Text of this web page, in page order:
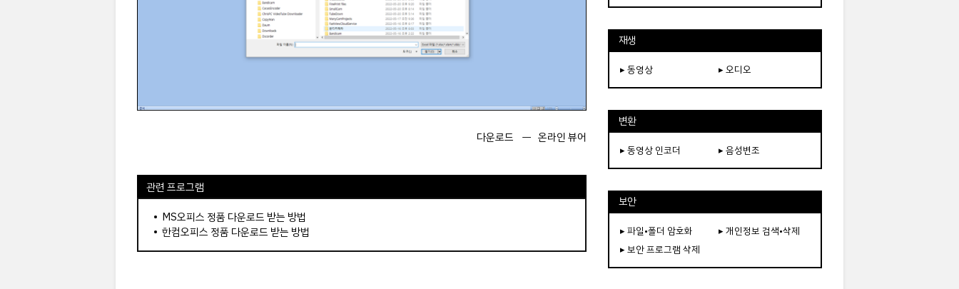
다운로드 ㅡ 온라인 뷰어
관련 프로그램
• MS오피스 정품 다운로드 받는 방법
• 한컴오피스 정품 다운로드 받는 방법
재생
▸ 동영상 ▸ 오디오
변환
▸ 동영상 인코더 ▸ 음성변조
보안
▸ 파일•폴더 암호화
▸ 개인정보 검색•삭제
▸ 보안 프로그램 삭제